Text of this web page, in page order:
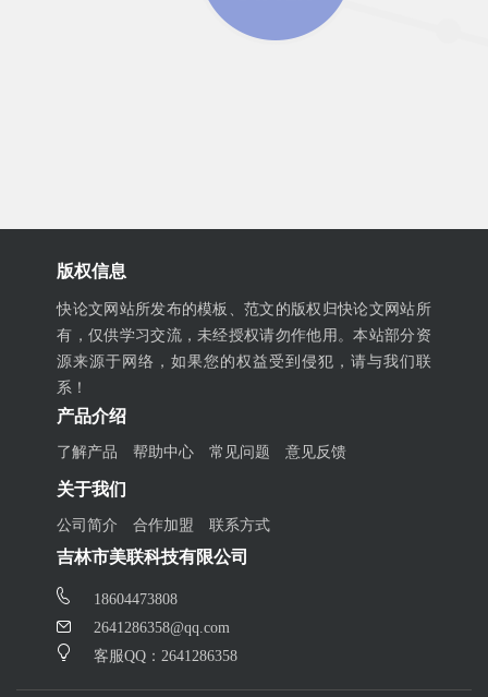
版权信息
快论文网站所发布的模板、范文的版权归快论文网站所
有，仅供学习交流，未经授权请勿作他用。本站部分资
源来源于网络，如果您的权益受到侵犯，请与我们联
系！
产品介绍
了解产品 帮助中心 常见问题 意见反馈
关于我们
公司简介 合作加盟 联系方式
吉林市美联科技有限公司
18604473808
2641286358@qq.com
客服QQ：2641286358